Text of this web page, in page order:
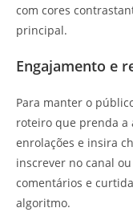
com cores
principal.
Engajamento e
Para manter o
roteiro que prenda a
enrolações e insira
inscrever no canal
comentários e
algoritmo.